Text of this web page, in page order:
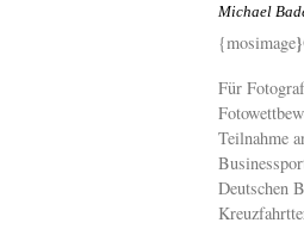
Michael
{mosimage
Für
Teilnahme
Deutschen